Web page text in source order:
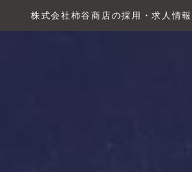
株式会社柿谷商店の採用・求人情報